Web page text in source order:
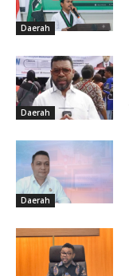
Daerah
Daerah
Daerah